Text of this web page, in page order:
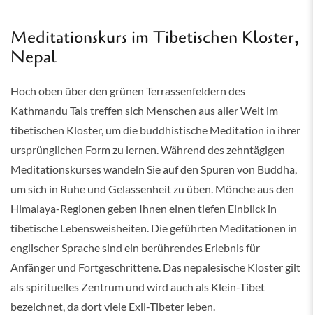
Meditationskurs im Tibetischen Kloster,
Nepal
Hoch oben über den grünen Terrassenfeldern des
Kathmandu Tals treffen sich Menschen aus aller Welt im
tibetischen Kloster, um die buddhistische Meditation in ihrer
ursprünglichen Form zu lernen. Während des zehntägigen
Meditationskurses wandeln Sie auf den Spuren von Buddha,
um sich in Ruhe und Gelassenheit zu üben. Mönche aus den
Himalaya-Regionen geben Ihnen einen tiefen Einblick in
tibetische Lebensweisheiten. Die geführten Meditationen in
englischer Sprache sind ein berührendes Erlebnis für
Anfänger und Fortgeschrittene. Das nepalesische Kloster gilt
als spirituelles Zentrum und wird auch als Klein-Tibet
bezeichnet, da dort viele Exil-Tibeter leben.